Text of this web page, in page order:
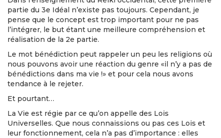
partie du 3e Idéal n’existe pas toujours. Cependant, je
pense que le concept est trop important pour ne pas
l’intégrer, le but étant une meilleure compréhension et
réalisation de la 2e partie.
Le mot bénédiction peut rappeler un peu les religions où
nous pouvons avoir une réaction du genre «il n’y a pas de
bénédictions dans ma vie !» et pour cela nous avons
tendance à le rejeter.
Et pourtant…
La Vie est régie par ce qu’on appelle des Lois
Universelles. Que nous connaissions ou pas ces Lois et
leur fonctionnement, cela n’a pas d’importance : elles